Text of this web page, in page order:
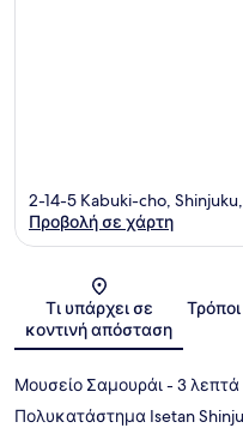
2-14-5 Kabuki-cho,
Προβολή σε χάρτη
Τι υπάρχει σε
κοντινή απόσταση
Μουσείο Σαμουράι- 3 λεπτά
Πολυκατάστημα Isetan